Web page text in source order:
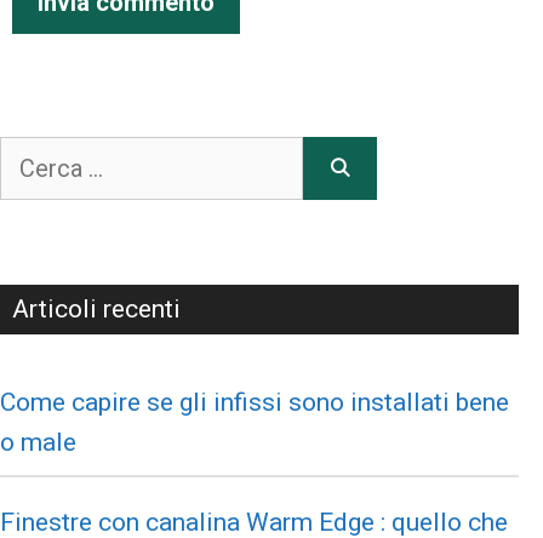
Articoli recenti
Come capire se gli infissi sono installati bene
o male
Finestre con canalina Warm Edge : quello che